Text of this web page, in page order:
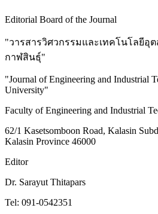
Editorial Board of the Journal
"วารสารวิศวกรรมและเทคโนโลยีอุ
กาฬสินธุ์"
"Journal of Engineering and Industrial
University"
Faculty of Engineering and Industrial
62/1 Kasetsomboon Road, Kalasin
Kalasin Province 46000
Editor
Dr. Sarayut Thitapars
Tel: 091-0542351